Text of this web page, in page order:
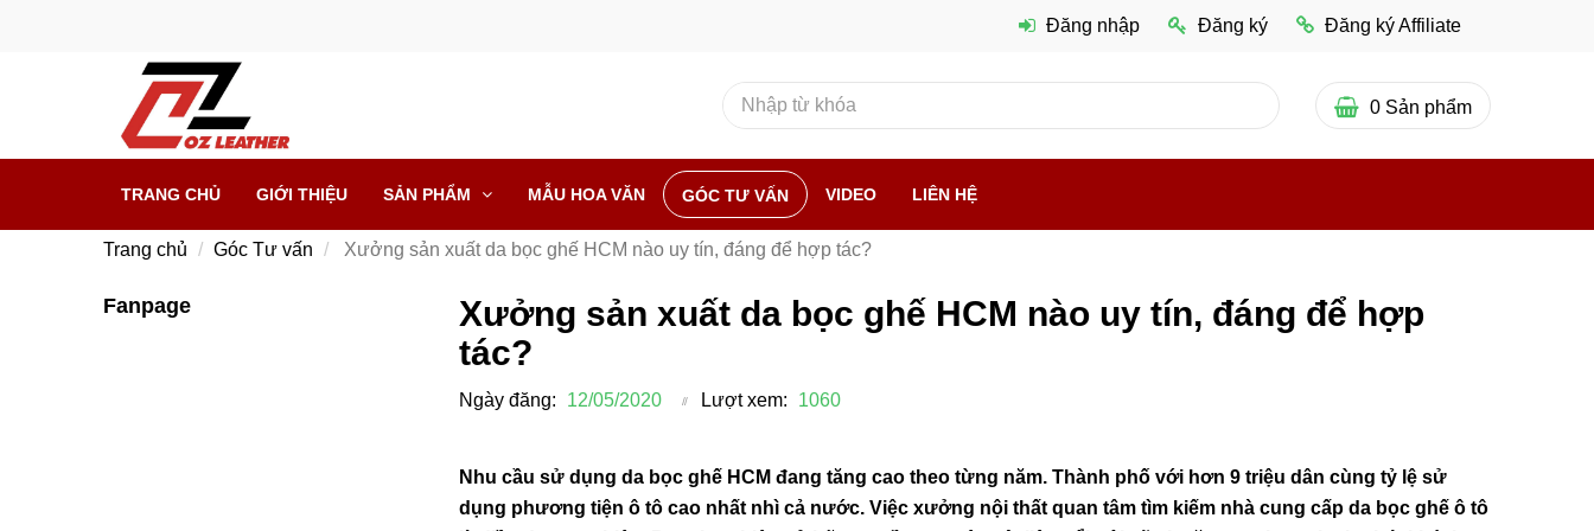
Xưởng sản xuất da bọc ghế HCM nào uy tín, đáng để hợp
tác?
Ngày đăng: 12/05/2020 Lượt xem: 1060
Nhu cầu sử dụng da bọc ghế HCM đang tăng cao theo từng năm. Thành phố với hơn 9 triệu dân cùng tỷ lệ sử
dụng phương tiện ô tô cao nhất nhì cả nước. Việc xưởng nội thất quan tâm tìm kiếm nhà cung cấp da bọc ghế ô tô
Fanpage
Đăng nhập Đăng ký Đăng ký Affiliate
0 Sản phẩm
TRANG CHỦ GIỚI THIỆU SẢN PHẨM MẪU HOA VĂN GÓC TƯ VẤN VIDEO LIÊN HỆ
Trang chủ Góc Tư vấn Xưởng sản xuất da bọc ghế HCM nào uy tín, đáng để hợp tác?